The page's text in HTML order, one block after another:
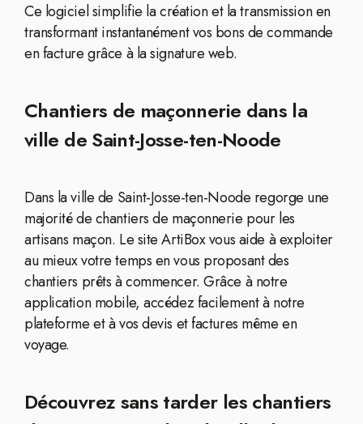
Ce logiciel simplifie la création et la transmission en
transformant instantanément vos bons de commande
en facture grâce à la signature web.
Chantiers de maçonnerie dans la
ville de Saint-Josse-ten-Noode
Dans la ville de Saint-Josse-ten-Noode regorge une
majorité de chantiers de maçonnerie pour les
artisans maçon. Le site ArtiBox vous aide à exploiter
au mieux votre temps en vous proposant des
chantiers prêts à commencer. Grâce à notre
application mobile, accédez facilement à notre
plateforme et à vos devis et factures même en
voyage.
Découvrez sans tarder les chantiers